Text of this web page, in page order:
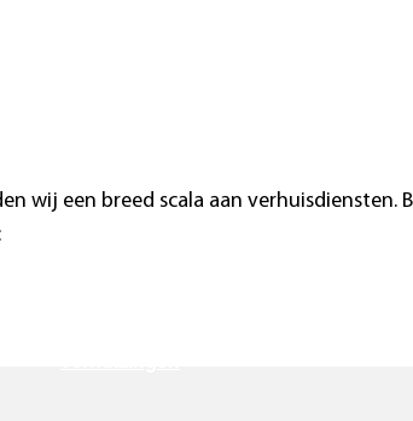
wij een breed scala aan verhuisdiensten.